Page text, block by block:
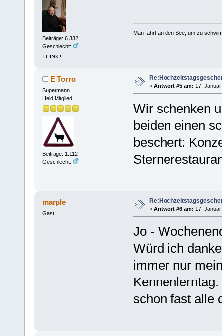
Beiträge: 6.332
Geschlecht:
THINK !
Man fährt an den See, um zu
ElTorro
Supermann
Held Mitglied
Beiträge: 1.112
Geschlecht:
« Antwort #5 am: 17.
Wir schenken
beiden einen
beschert:
marple
Gast
« Antwort #6 am: 17.
Jo -
Würd ich
immer nur
schon fast alle